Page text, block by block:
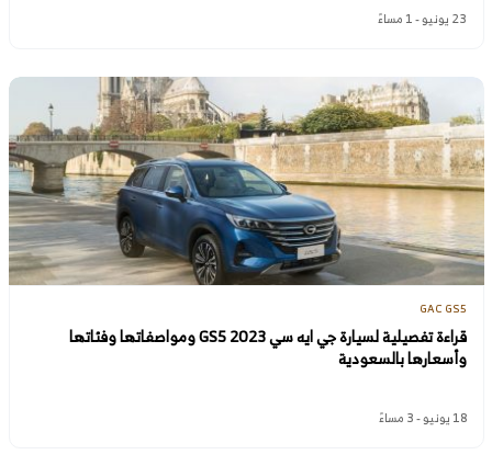
23 يونيو - 1 مساءً
GAC GS5
قراءة تفصيلية لسيارة جي ايه سي GS5 2023 ومواصفاتها وفئاتها
وأسعارها بالسعودية
18 يونيو - 3 مساءً